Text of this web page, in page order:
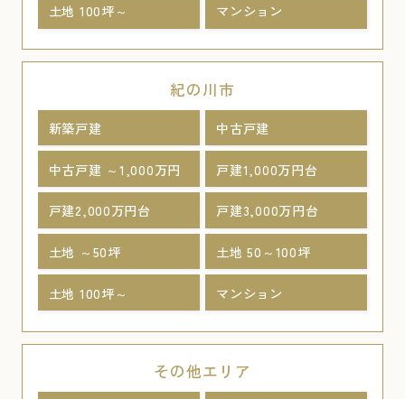
土地 100坪～ マンション
紀の川市
新築戸建 中古戸建
中古戸建 ～1,000万円 戸建1,000万円台
戸建2,000万円台 戸建3,000万円台
土地 ～50坪 土地 50～100坪
土地 100坪～ マンション
その他エリア